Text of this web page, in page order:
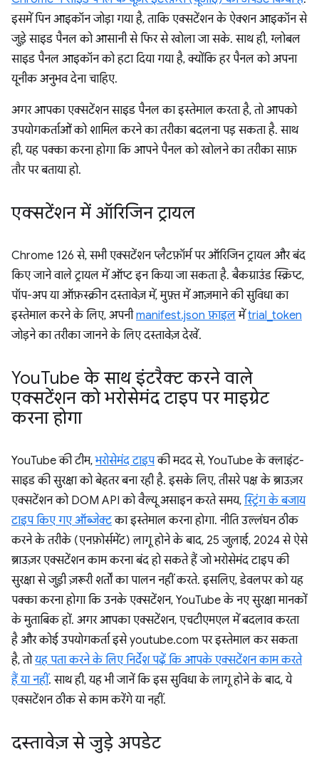
इसमें पिन आइकॉन जोड़ा गया है, ताकि एक्सटेंशन के ऐक्शन आइकॉन से
जुड़े साइड पैनल को आसानी से फिर से खोला जा सके. साथ ही, ग्लोबल
साइड पैनल आइकॉन को हटा दिया गया है, क्योंकि हर पैनल को अपना
यूनीक अनुभव देना चाहिए.
अगर आपका एक्सटेंशन साइड पैनल का इस्तेमाल करता है, तो आपको
उपयोगकर्ताओं को शामिल करने का तरीका बदलना पड़ सकता है. साथ
ही, यह पक्का करना होगा कि आपने पैनल को खोलने का तरीका साफ़
तौर पर बताया हो.
एक्सटेंशन में ऑरिजिन ट्रायल
Chrome 126 से, सभी एक्सटेंशन प्लैटफ़ॉर्म पर ऑरिजिन ट्रायल और बंद
किए जाने वाले ट्रायल में ऑप्ट इन किया जा सकता है. बैकग्राउंड स्क्रिप्ट,
पॉप-अप या ऑफ़स्क्रीन दस्तावेज़ में, मुफ़्त में आज़माने की सुविधा का
इस्तेमाल करने के लिए, अपनीmanifest.json फ़ाइलमेंtrial_token
जोड़ने का तरीका जानने के लिए दस्तावेज़ देखें.
YouTube के साथ इंटरैक्ट करने वाले
एक्सटेंशन को भरोसेमंद टाइप पर माइग्रेट
करना होगा
YouTube की टीम,भरोसेमंद टाइपकी मदद से, YouTube के क्लाइंट-
साइड की सुरक्षा को बेहतर बना रही है. इसके लिए, तीसरे पक्ष के ब्राउज़र
एक्सटेंशन को DOM API को वैल्यू असाइन करते समय, स्ट्रिंग के बजाय
टाइप किए गए ऑब्जेक्टका इस्तेमाल करना होगा. नीति उल्लंघन ठीक
करने के तरीके (एनफ़ोर्समेंट) लागू होने के बाद, 25 जुलाई, 2024 से ऐसे
ब्राउज़र एक्सटेंशन काम करना बंद हो सकते हैं जो भरोसेमंद टाइप की
सुरक्षा से जुड़ी ज़रूरी शर्तों का पालन नहीं करते. इसलिए, डेवलपर को यह
पक्का करना होगा कि उनके एक्सटेंशन, YouTube के नए सुरक्षा मानकों
के मुताबिक हों. अगर आपका एक्सटेंशन, एचटीएमएल में बदलाव करता
है और कोई उपयोगकर्ता इसे youtube.com पर इस्तेमाल कर सकता
है, तोयह पता करने के लिए निर्देश पढ़ें कि आपके एक्सटेंशन काम करते
हैं या नहीं. साथ ही, यह भी जानें कि इस सुविधा के लागू होने के बाद, ये
एक्सटेंशन ठीक से काम करेंगे या नहीं.
दस्तावेज़ से जुड़े अपडेट